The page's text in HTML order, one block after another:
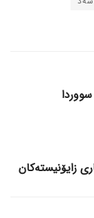
زایۆنیستەکان